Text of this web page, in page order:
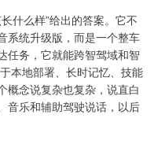
什么样”给出的答案。它不
系统升级版，而是一个整车
任务，它就能跨智驾域和智
本地部署、长时记忆、技能
概念说复杂也复杂，说直白
音乐和辅助驾驶说话，以后